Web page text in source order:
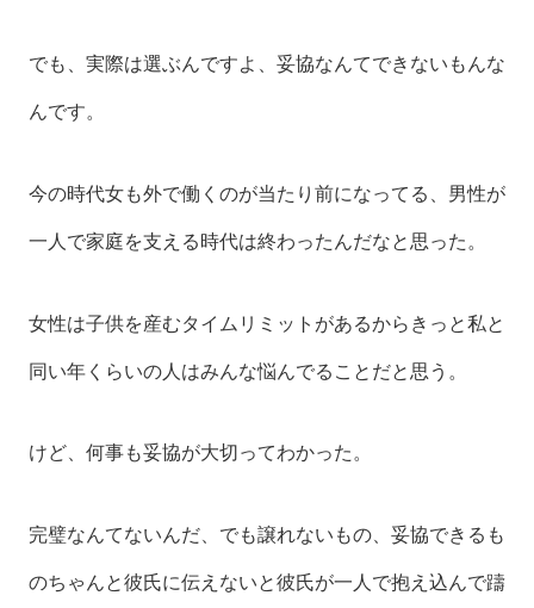
でも、実際は選ぶんですよ、妥協なんてできないもんな
んです。
今の時代女も外で働くのが当たり前になってる、男性が
一人で家庭を支える時代は終わったんだなと思った。
女性は子供を産むタイムリミットがあるからきっと私と
同い年くらいの人はみんな悩んでることだと思う。
けど、何事も妥協が大切ってわかった。
完璧なんてないんだ、でも譲れないもの、妥協できるも
のちゃんと彼氏に伝えないと彼氏が一人で抱え込んで躊